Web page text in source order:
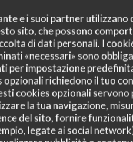
e i suoi partner utilizzano
sito, che possono
di dati personali. I
«necessari» sono
per impostazione
opzionali richiedono il tuo
cookies opzionali servono
la tua navigazione,
del sito, fornire
legate ai social
clienti